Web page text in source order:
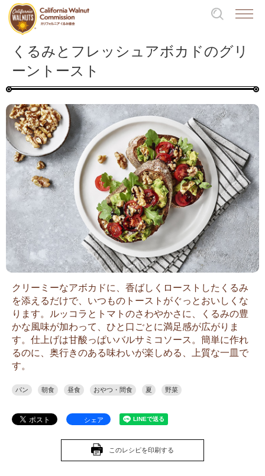
くるみとフレッシュアボカドのグリ
ーントースト
クリーミーなアボカドに、香ばしくローストしたくるみ
を添えるだけで、いつものトーストがぐっとおいしくな
ります。ルッコラとトマトのさわやかさに、くるみの豊
かな風味が加わって、ひと口ごとに満足感が広がりま
す。仕上げは甘酸っぱいバルサミコソース。簡単に作れ
るのに、奥行きのある味わいが楽しめる、上質な一皿で
す。
パン 朝食 昼食 おやつ・間食 夏 野菜
シェア
このレシピを印刷する